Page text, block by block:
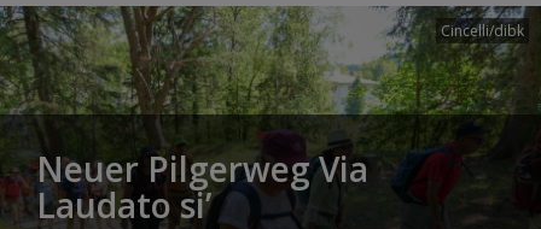
Cincelli/dibk
Neuer Pilgerweg Via
Laudato si’